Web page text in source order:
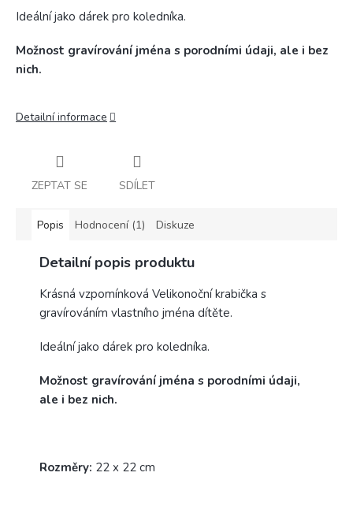
Ideální jako dárek pro koledníka.
Možnost gravírování jména s porodními údaji, ale i bez
nich.
Detailní informace
ZEPTAT SE SDÍLET
Popis Hodnocení (1) Diskuze
Detailní popis produktu
Krásná vzpomínková Velikonoční krabička s
gravírováním vlastního jména dítěte.
Ideální jako dárek pro koledníka.
Možnost gravírování jména s porodními údaji,
ale i bez nich.
Rozměry: 22 x 22 cm